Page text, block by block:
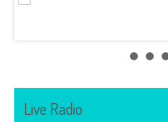
Live Radio